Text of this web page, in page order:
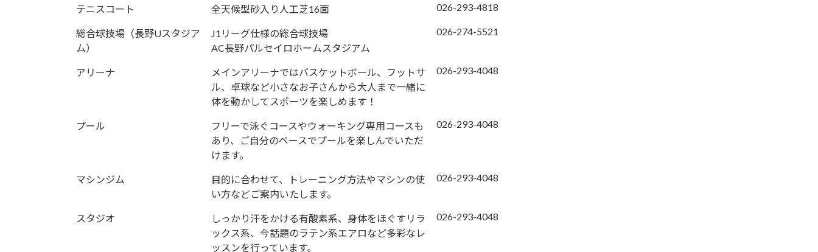
テニスコート 全天候型砂入り人工芝16面 026-293-4818
総合球技場（長野Uスタジア
ム）
J1リーグ仕様の総合球技場
AC長野パルセイロホームスタジアム
026-274-5521
アリーナ
メインアリーナではバスケットボール、フットサ
ル、卓球など小さなお子さんから大人まで一緒に
体を動かしてスポーツを楽しめます！
026-293-4048
プール
フリーで泳ぐコースやウォーキング専用コースも
あり、ご自分のペースでプールを楽しんでいただ
けます。
026-293-4048
マシンジム
目的に合わせて、トレーニング方法やマシンの使
い方などご案内いたします。
026-293-4048
スタジオ
しっかり汗をかける有酸素系、身体をほぐすリラ
ックス系、今話題のラテン系エアロなど多彩なレ
ッスンを行っています。
026-293-4048